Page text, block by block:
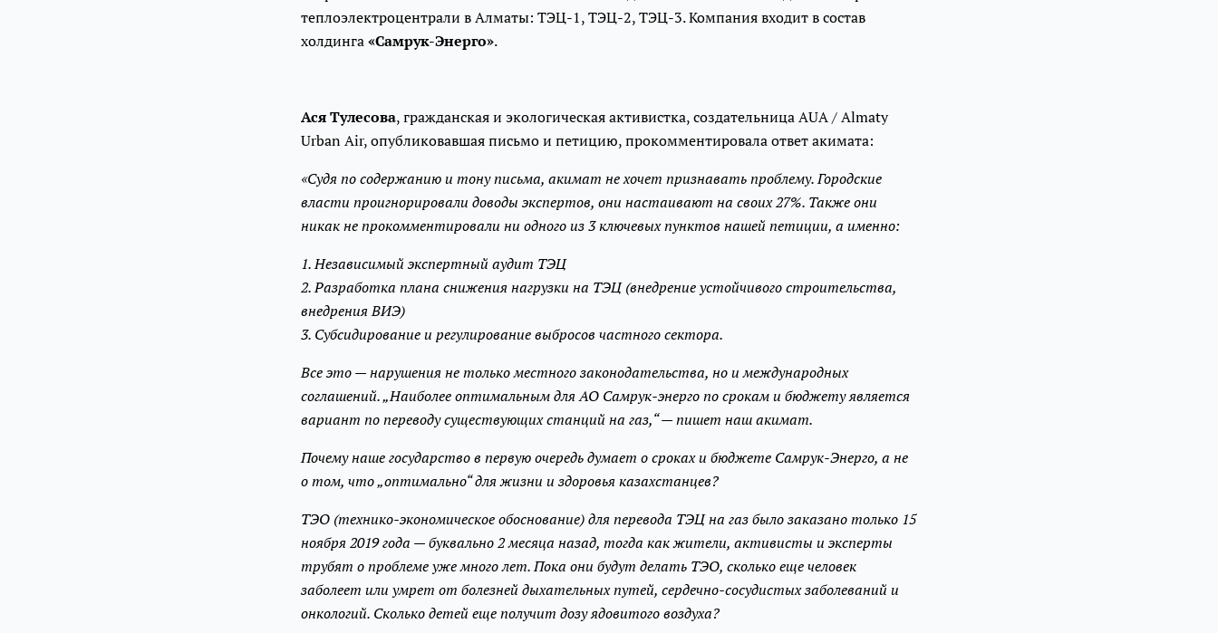
теплоэлектроцентрали в Алматы: ТЭЦ-1, ТЭЦ-2, ТЭЦ-3. Компания входит в состав
холдинга«Самрук-Энерго».
Ася Тулесова, гражданская и экологическая активистка, создательница AUA / Almaty
Urban Air, опубликовавшая письмо и петицию, прокомментировала ответ акимата:
«Судя по содержанию и тону письма, акимат не хочет признавать проблему. Городские
власти проигнорировали доводы экспертов, они настаивают на своих 27%. Также они
никак не прокомментировали ни одного из 3 ключевых пунктов нашей петиции, а именно:
1. Независимый экспертный аудит ТЭЦ
2. Разработка плана снижения нагрузки на ТЭЦ (внедрение устойчивого строительства,
внедрения ВИЭ)
3. Субсидирование и регулирование выбросов частного сектора.
Все это — нарушения не только местного законодательства, но и международных
соглашений. „Наиболее оптимальным для АО Самрук-энерго по срокам и бюджету является
вариант по переводу существующих станций на газ,“ — пишет наш акимат.
Почему наше государство в первую очередь думает о сроках и бюджете Самрук-Энерго, а не
о том, что „оптимально“ для жизни и здоровья казахстанцев?
ТЭО (технико-экономическое обоснование) для перевода ТЭЦ на газ было заказано только 15
ноября 2019 года — буквально 2 месяца назад, тогда как жители, активисты и эксперты
трубят о проблеме уже много лет. Пока они будут делать ТЭО, сколько еще человек
заболеет или умрет от болезней дыхательных путей, сердечно-сосудистых заболеваний и
онкологий. Сколько детей еще получит дозу ядовитого воздуха?